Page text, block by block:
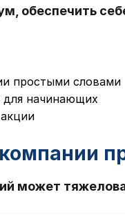
обеспечить
простыми словами
для начинающих
может